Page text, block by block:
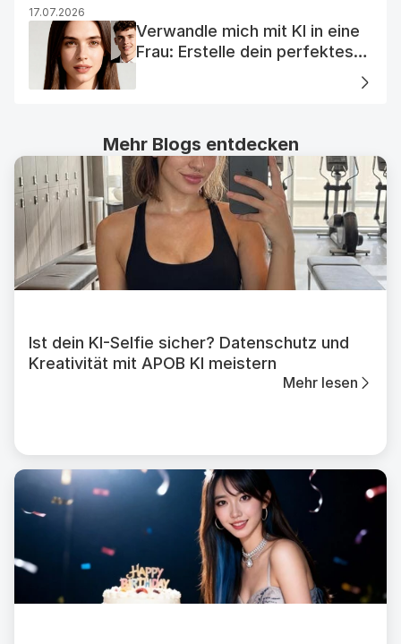
17.07.2026
Verwandle mich mit KI in eine
Frau: Erstelle dein perfektes
Mehr Blogs entdecken
Ist dein KI-Selfie sicher? Datenschutz und
Kreativität mit APOB KI meistern
Mehr lesen